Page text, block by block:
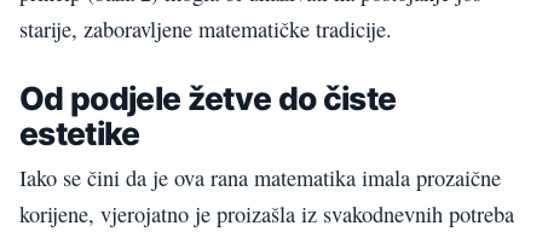
starije, zaboravljene matematičke tradicije.
Od podjele žetve do čiste
estetike
Iako se čini da je ova rana matematika imala prozaične
korijene, vjerojatno je proizašla iz svakodnevnih potreba